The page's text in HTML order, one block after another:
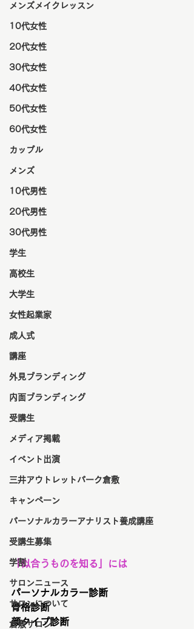
メンズメイクレッスン
10代女性
20代女性
30代女性
40代女性
50代女性
60代女性
カップル
メンズ
10代男性
20代男性
30代男性
学生
高校生
大学生
女性起業家
成人式
講座
外見ブランディング
内面ブランディング
受講生
メディア掲載
イベント出演
三井アウトレットパーク倉敷
キャンペーン
パーソナルカラーアナリスト養成講座
受講生募集
学割
サロンニュース
サロンについて
倉敷サロン
「似合うものを知る」には
パーソナルカラー診断
骨格診断
顔タイプ診断